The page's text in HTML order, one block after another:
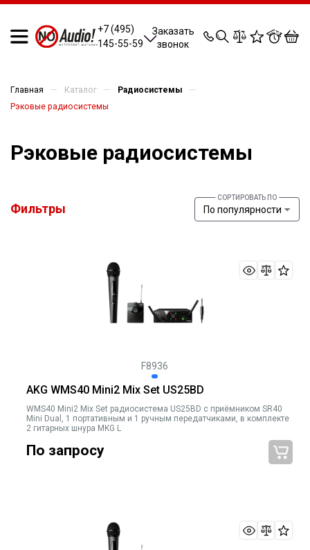
+7 (495)
145-55-59
Заказать
звонок
0 0 0 0
Главная — Каталог — Радиосистемы —
Рэковые радиосистемы
Рэковые радиосистемы
Фильтры По популярности
F8936
AKG WMS40 Mini2 Mix Set US25BD
WMS40 Mini2 Mix Set радиосистема US25BD с приёмником SR40
Mini Dual, 1 портативным и 1 ручным передатчиками, в комплекте
2 гитарных шнура MKG L
По запросу